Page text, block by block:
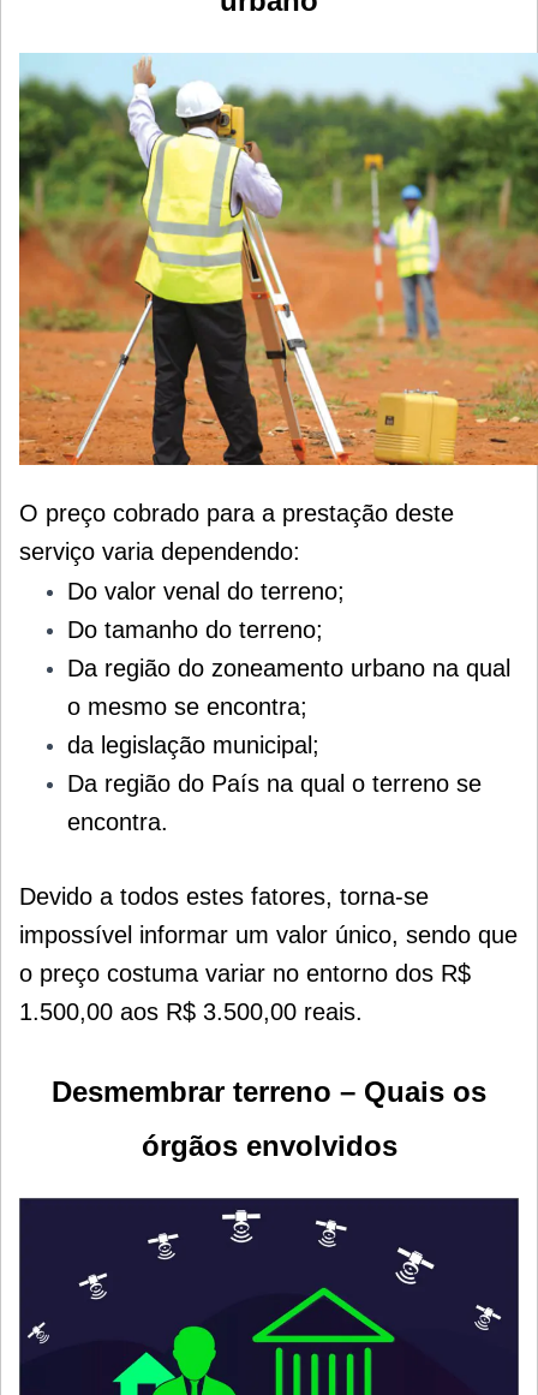
O preço cobrado para a prestação deste
serviço varia dependendo:
Do valor venal do terreno;
Do tamanho do terreno;
Da região do zoneamento urbano na qual
o mesmo se encontra;
da legislação municipal;
Da região do País na qual o terreno se
encontra.
Devido a todos estes fatores, torna-se
impossível informar um valor único, sendo que
o preço costuma variar no entorno dos R$
1.500,00 aos R$ 3.500,00 reais.
Desmembrar terreno – Quais os
órgãos envolvidos